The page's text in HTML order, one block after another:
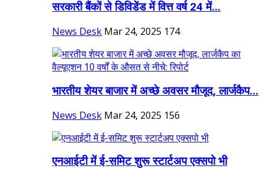
सरकारी बैंकों से डिविडेंड में वित्त वर्ष 24 में...
News Desk Mar 24, 2025 174
भारतीय शेयर बाजार में अच्छे अवसर मौजूद, लार्जकैप...
News Desk Mar 24, 2025 156
एनआईटी में ई-समिट शुरू स्टार्टअप एक्सपो भी